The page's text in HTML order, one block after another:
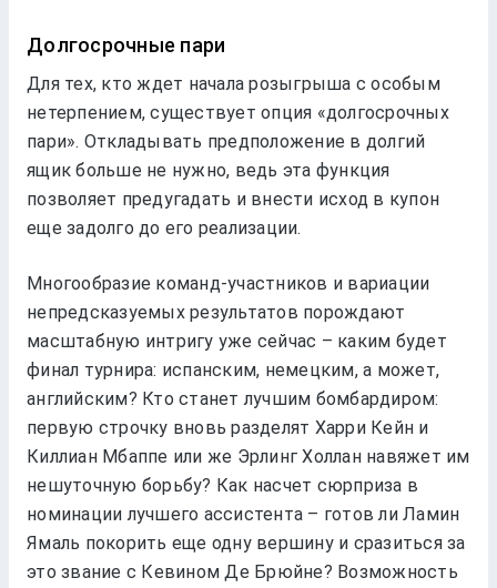
Долгосрочные пари
Для тех, кто ждет начала розыгрыша с особым
нетерпением, существует опция «долгосрочных
пари». Откладывать предположение в долгий
ящик больше не нужно, ведь эта функция
позволяет предугадать и внести исход в купон
еще задолго до его реализации.
Многообразие команд-участников и вариации
непредсказуемых результатов порождают
масштабную интригу уже сейчас – каким будет
финал турнира: испанским, немецким, а может,
английским? Кто станет лучшим бомбардиром:
первую строчку вновь разделят Харри Кейн и
Киллиан Мбаппе или же Эрлинг Холлан навяжет им
нешуточную борьбу? Как насчет сюрприза в
номинации лучшего ассистента – готов ли Ламин
Ямаль покорить еще одну вершину и сразиться за
это звание с Кевином Де Брюйне? Возможность